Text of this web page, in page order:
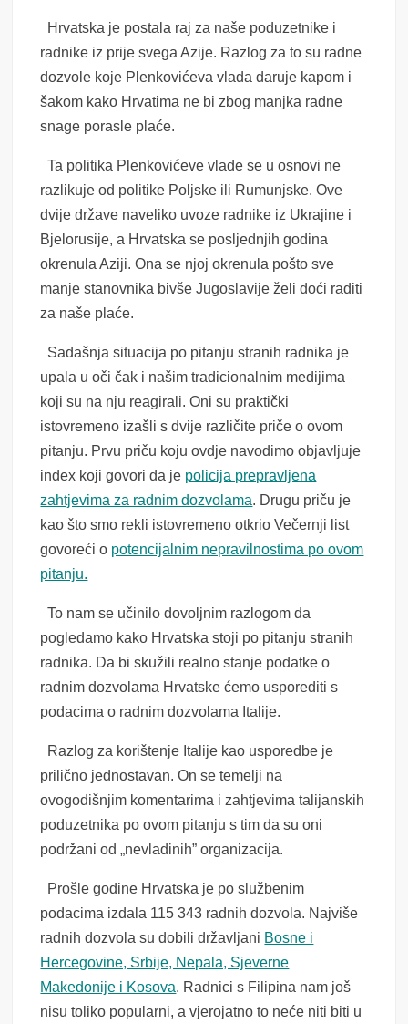
Hrvatska je postala raj za naše poduzetnike i
radnike iz prije svega Azije. Razlog za to su radne
dozvole koje Plenkovićeva vlada daruje kapom i
šakom kako Hrvatima ne bi zbog manjka radne
snage porasle plaće.
Ta politika Plenkovićeve vlade se u osnovi ne
razlikuje od politike Poljske ili Rumunjske. Ove
dvije države naveliko uvoze radnike iz Ukrajine i
Bjelorusije, a Hrvatska se posljednjih godina
okrenula Aziji. Ona se njoj okrenula pošto sve
manje stanovnika bivše Jugoslavije želi doći raditi
za naše plaće.
Sadašnja situacija po pitanju stranih radnika je
upala u oči čak i našim tradicionalnim medijima
koji su na nju reagirali. Oni su praktički
istovremeno izašli s dvije različite priče o ovom
pitanju. Prvu priču koju ovdje navodimo objavljuje
index koji govori da je policija prepravljena
zahtjevima za radnim dozvolama. Drugu priču je
kao što smo rekli istovremeno otkrio Večernji list
govoreći o potencijalnim nepravilnostima po ovom
pitanju.
To nam se učinilo dovoljnim razlogom da
pogledamo kako Hrvatska stoji po pitanju stranih
radnika. Da bi skužili realno stanje podatke o
radnim dozvolama Hrvatske ćemo usporediti s
podacima o radnim dozvolama Italije.
Razlog za korištenje Italije kao usporedbe je
prilično jednostavan. On se temelji na
ovogodišnjim komentarima i zahtjevima talijanskih
poduzetnika po ovom pitanju s tim da su oni
podržani od „nevladinih” organizacija.
Prošle godine Hrvatska je po službenim
podacima izdala 115 343 radnih dozvola. Najviše
radnih dozvola su dobili državljani Bosne i
Hercegovine, Srbije, Nepala, Sjeverne
Makedonije i Kosova. Radnici s Filipina nam još
nisu toliko popularni, a vjerojatno to neće niti biti u